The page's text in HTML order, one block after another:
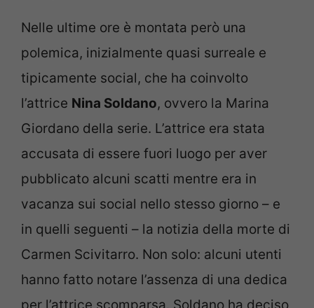
Nelle ultime ore è montata però una
polemica, inizialmente quasi surreale e
tipicamente social, che ha coinvolto
l’attrice Nina Soldano, ovvero la Marina
Giordano della serie. L’attrice era stata
accusata di essere fuori luogo per aver
pubblicato alcuni scatti mentre era in
vacanza sui social nello stesso giorno – e
in quelli seguenti – la notizia della morte di
Carmen Scivitarro. Non solo: alcuni utenti
hanno fatto notare l’assenza di una dedica
per l’attrice scomparsa. Soldano ha deciso